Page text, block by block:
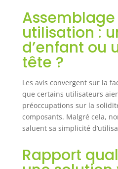
déchets de fruits
Parfaitement
jardin et pour les
ne veulent pas
déchets
à compost
utilisation :
d’enfant ou
tête ?
Les avis convergent sur la
que certains utilisateurs
préoccupations sur la
composants. Malgré cela,
saluent sa simplicité
Rapport